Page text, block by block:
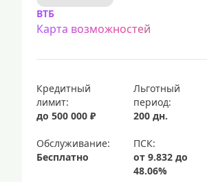
ВТБ
Карта возможностей
Кредитный
лимит:
до 500 000 ₽
Льготный
период:
200 дн.
Обслуживание:
Бесплатно